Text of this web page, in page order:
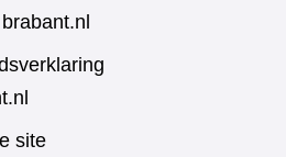
site